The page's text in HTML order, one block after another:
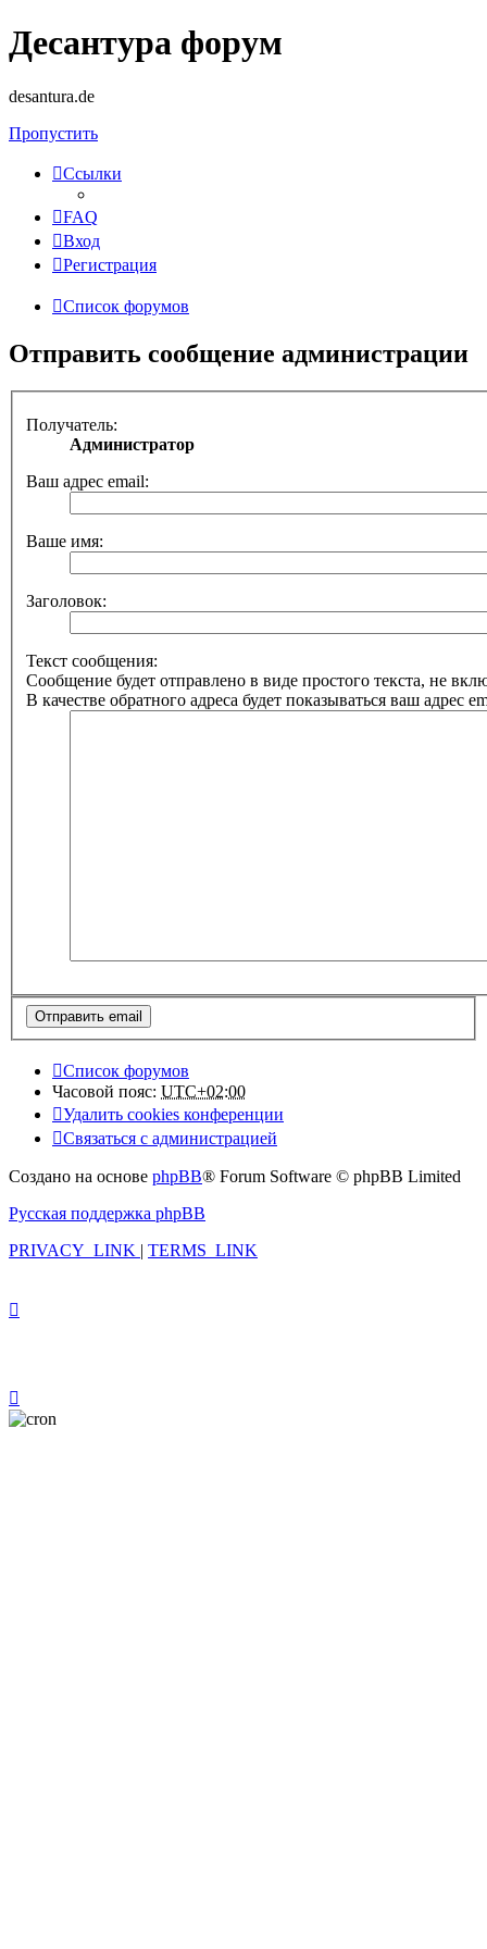
Десантура форум
desantura.de
Пропустить
Ссылки
FAQ
Вход
Регистрация
Список форумов
Отправить сообщение администрации
Получатель:
Администратор
Ваш адрес email:
Ваше имя:
Заголовок:
Текст сообщения:
Сообщение будет отправлено в виде простого текста, не
В качестве обратного адреса будет показываться ваш адрес
Список форумов
Часовой пояс: UTC+02:00
Удалить cookies конференции
Связаться с администрацией
Создано на основе phpBB® Forum Software © phpBB Limited
Русская поддержка phpBB
PRIVACY_LINK | TERMS_LINK